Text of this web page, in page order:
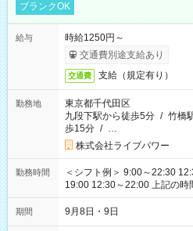
ブランクOK
給与
時給1250円～
交通費別途支給あり
交通費 支給（規定有り）
勤務地
東京都千代田区
九段下駅から徒歩5分 / 竹橋
歩15分 / …
株式会社ライブパワー
勤務時間
＜シフト例＞ 9:00～22:30
19:00 12:30～22:00 上記の時間から好きな時間を選べます！ ※
時間は変更となる可能性があ
期間 9月8日・9日